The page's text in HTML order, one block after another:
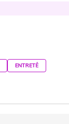
ENTRETÊ